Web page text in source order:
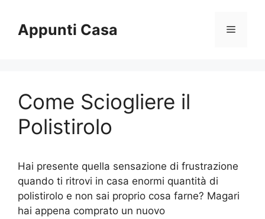
contenuto
Appunti Casa Menu
Come Sciogliere il
Polistirolo
Hai presente quella sensazione di frustrazione
quando ti ritrovi in casa enormi quantità di
polistirolo e non sai proprio cosa farne? Magari
hai appena comprato un nuovo